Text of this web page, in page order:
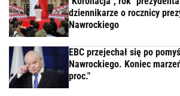
dziennikarze o rocznicy
Nawrockiego
EBC przejechał się po
Nawrockiego. Koniec
proc."